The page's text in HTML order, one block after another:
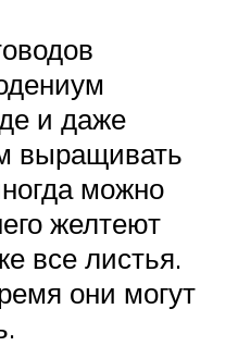
и даже
выращивать
можно
желтеют
все листья.
они могут